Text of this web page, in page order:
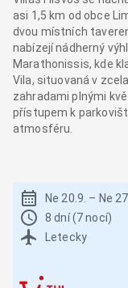
asi 1,5 km od obce
dvou místních
nabízejí nádherný
Marathonissis, kde
Vila, situovaná v
zahradami plnými
přístupem k
atmosféru.
Ne 20.9. – Ne
8 dní (7 nocí)
Letecky